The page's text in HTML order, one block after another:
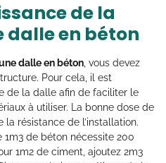
de la
dalle en béton
dalle en béton, vous devez
Pour cela, il est
de la dalle afin de faciliter le
à utiliser. La bonne dose de
la résistance de l’installation.
de béton nécessite 200
1m2 de ciment, ajoutez 2m3